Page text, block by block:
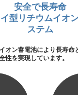
安全で⻑寿命
型リチウムイオ
ステム
オン蓄電池により⻑寿命
性を実現しています。